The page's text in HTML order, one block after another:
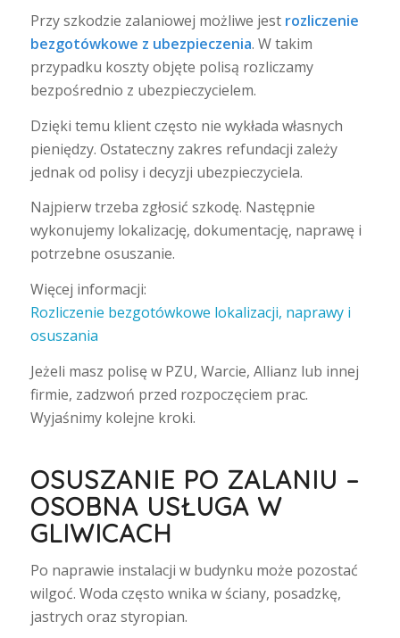
Przy szkodzie zalaniowej możliwe jest rozliczenie
bezgotówkowe z ubezpieczenia. W takim
przypadku koszty objęte polisą rozliczamy
bezpośrednio z ubezpieczycielem.
Dzięki temu klient często nie wykłada własnych
pieniędzy. Ostateczny zakres refundacji zależy
jednak od polisy i decyzji ubezpieczyciela.
Najpierw trzeba zgłosić szkodę. Następnie
wykonujemy lokalizację, dokumentację, naprawę i
potrzebne osuszanie.
Więcej informacji:
Rozliczenie bezgotówkowe lokalizacji, naprawy i
osuszania
Jeżeli masz polisę w PZU, Warcie, Allianz lub innej
firmie, zadzwoń przed rozpoczęciem prac.
Wyjaśnimy kolejne kroki.
OSUSZANIE PO ZALANIU –
OSOBNA USŁUGA W
GLIWICACH
Po naprawie instalacji w budynku może pozostać
wilgoć. Woda często wnika w ściany, posadzkę,
jastrych oraz styropian.